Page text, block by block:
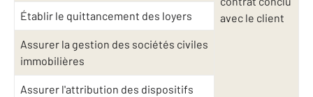
avec le client
Établir le quittancement des loyers
Assurer la gestion des sociétés civiles
immobilières
Assurer l'attribution des dispositifs